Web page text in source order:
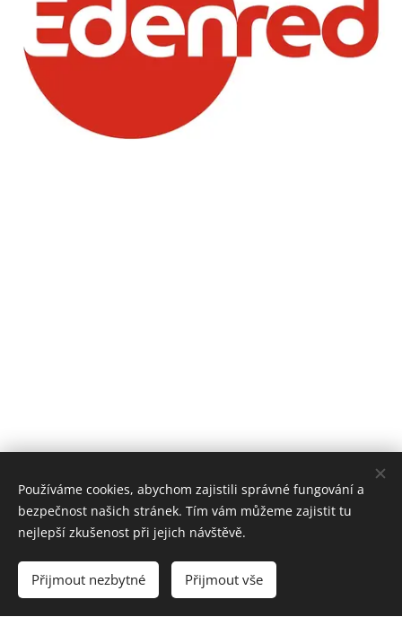
Používáme cookies, abychom zajistili správné fungování a
bezpečnost našich stránek. Tím vám můžeme zajistit tu
nejlepší zkušenost při jejich návštěvě.
Přijmout nezbytné Přijmout vše